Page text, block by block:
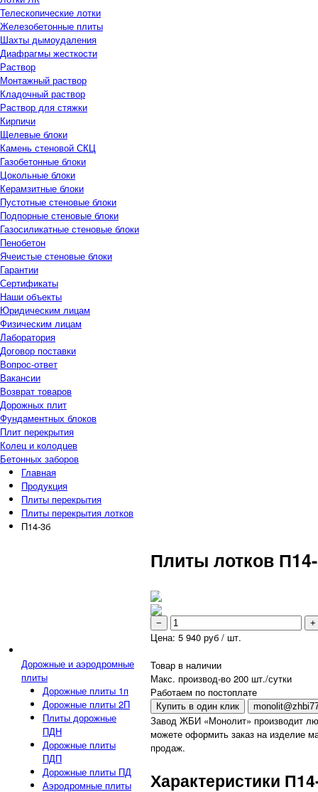
Телескопические лотки
Железобетонные плиты
Шахты дымоудаления
Диафрагмы жесткости
Раствор
Монтажный раствор
Кладочный раствор
Раствор для стяжки
Кирпичи
Щелевые блоки
Камень стеновой СКЦ
Газобетонные блоки
Цокольные блоки
Керамзитные блоки
Пустотные стеновые блоки
Подпорные стеновые блоки
Газосиликатные стеновые блоки
Пенобетон
Ячеистые стеновые блоки
Гарантии
Сертификаты
Наши объекты
Юридическим лицам
Физическим лицам
Лаборатория
Договор поставки
Вопрос-ответ
Вакансии
Возврат товаров
Дорожных плит
Фундаментных блоков
Плит перекрытия
Колец и колодцев
Бетонных заборов
Главная
Продукция
Плиты перекрытия
Плиты перекрытия лотков
П14-3б
Дорожные и аэродромные
плиты
Дорожные плиты 1п
Дорожные плиты 2П
Плиты дорожные
ПДН
Дорожные плиты
ПДП
Дорожные плиты ПД
Аэродромные плиты
Плиты лотков
− +
Цена: 5 940 руб / шт.
Товар в наличии
Макс. производ-во 200 шт./сутки
Работаем по постоплате
Купить в один клик
Завод ЖБИ «Монолит» производит
можете оформить заказ на изделие
продаж.
Характеристики